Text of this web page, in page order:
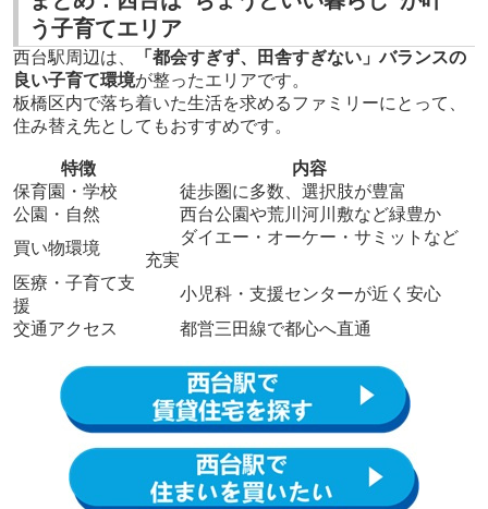
う子育てエリア
西台駅周辺は、
「都会すぎず、田舎すぎない」バランスの
良い子育て環境が整ったエリアです。
板橋区内で落ち着いた生活を求めるファミリーにとって、
住み替え先としてもおすすめです。
特徴
内容
保育園・学校
徒歩圏に多数、選択肢が豊富
公園・自然
西台公園や荒川河川敷など緑豊か
買い物環境
ダイエー・オーケー・サミットなど
充実
医療・子育て支
援
小児科・支援センターが近く安心
交通アクセス
都営三田線で都心へ直通